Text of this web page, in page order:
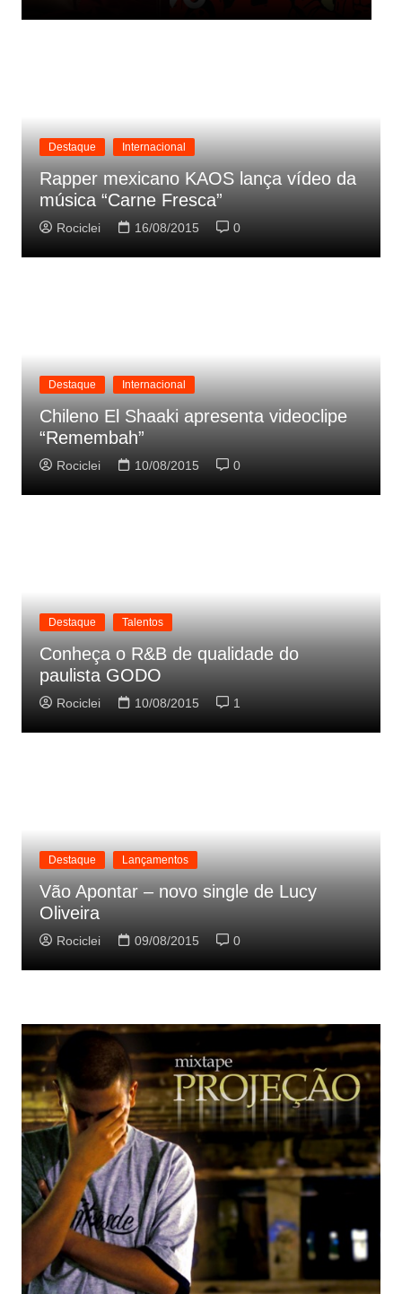
Destaque Internacional
Rapper mexicano KAOS lança vídeo da
música “Carne Fresca”
Rociclei 16/08/2015 0
Destaque Internacional
Chileno El Shaaki apresenta videoclipe
“Remembah”
Rociclei 10/08/2015 0
Destaque Talentos
Conheça o R&B de qualidade do
paulista GODO
Rociclei 10/08/2015 1
Destaque Lançamentos
Vão Apontar – novo single de Lucy
Oliveira
Rociclei 09/08/2015 0